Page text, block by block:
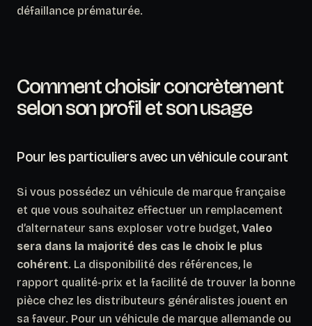
défaillance prématurée.
Comment choisir concrètement
selon son profil et son usage
Pour les particuliers avec un véhicule courant
Si vous possédez un véhicule de marque française
et que vous souhaitez effectuer un remplacement
d’alternateur sans exploser votre budget, Valeo
sera dans la majorité des cas le choix le plus
cohérent. La disponibilité des références, le
rapport qualité-prix et la facilité de trouver la bonne
pièce chez les distributeurs généralistes jouent en
sa faveur. Pour un véhicule de marque allemande ou